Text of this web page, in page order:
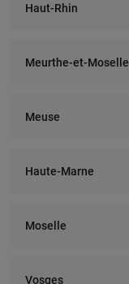
Haut-Rhin
Meurthe-et-Moselle
Meuse
Haute-Marne
Moselle
Vosges